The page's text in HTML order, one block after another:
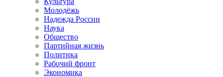
Молодёжь
Надежда России
Наука
Общество
Партийная жизнь
Политика
Рабочий фронт
Экономика